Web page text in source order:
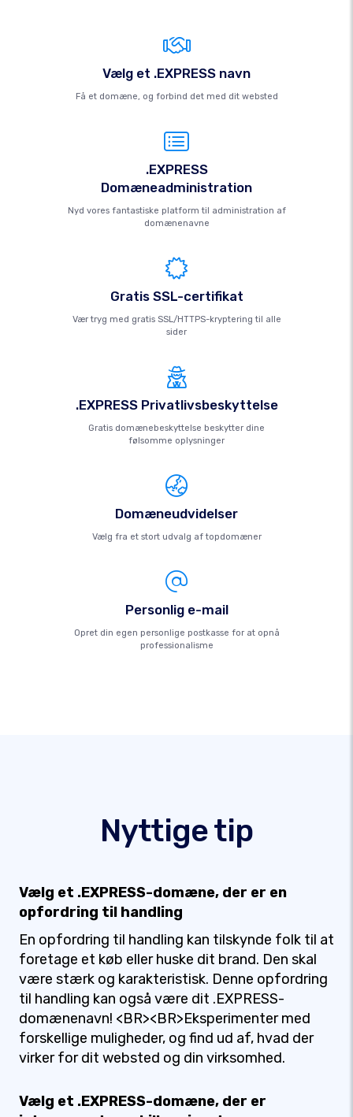
Vælg et .EXPRESS navn
Få et domæne, og forbind det med dit websted
.EXPRESS
Domæneadministration
Nyd vores fantastiske platform til administration af
domænenavne
Gratis SSL-certifikat
Vær tryg med gratis SSL/HTTPS-kryptering til alle
sider
.EXPRESS Privatlivsbeskyttelse
Gratis domænebeskyttelse beskytter dine
følsomme oplysninger
Domæneudvidelser
Vælg fra et stort udvalg af topdomæner
Personlig e-mail
Opret din egen personlige postkasse for at opnå
professionalisme
Nyttige tip
Vælg et .EXPRESS-domæne, der er en
opfordring til handling
En opfordring til handling kan tilskynde folk til at
foretage et køb eller huske dit brand. Den skal
være stærk og karakteristisk. Denne opfordring
til handling kan også være dit .EXPRESS-
domænenavn! <BR><BR>Eksperimenter med
forskellige muligheder, og find ud af, hvad der
virker for dit websted og din virksomhed.
Vælg et .EXPRESS-domæne, der er